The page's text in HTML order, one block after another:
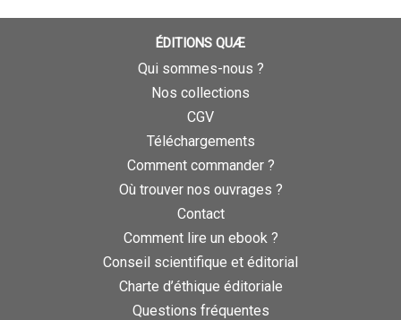
ÉDITIONS QUÆ
Qui sommes-nous ?
Nos collections
CGV
Téléchargements
Comment commander ?
Où trouver nos ouvrages ?
Contact
Comment lire un ebook ?
Conseil scientifique et éditorial
Charte d’éthique éditoriale
Questions fréquentes